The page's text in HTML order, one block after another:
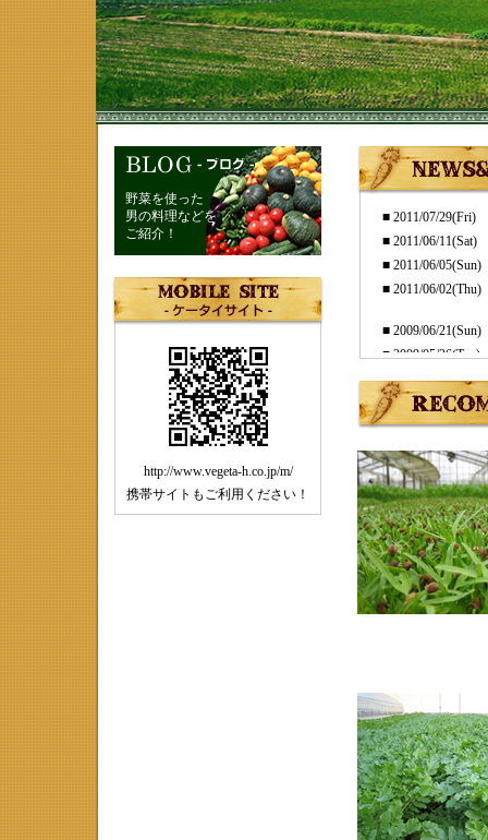
野菜を使った
男の料理などを
ご紹介！
http://www.vegeta-h.co.jp/m/
携帯サイトもご利用ください！